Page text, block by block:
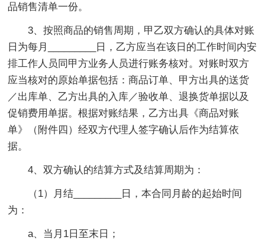
品销售清单一份。
3、按照商品的销售周期，甲乙双方确认的具体对账
日为每月_________日，乙方应当在该日的工作时间内安
排工作人员同甲方业务人员进行账务核对。对账时双方
应当核对的原始单据包括：商品订单、甲方出具的送货
／出库单、乙方出具的入库／验收单、退换货单据以及
促销费用单据。根据对账结果，乙方出具《商品对账
单》（附件四）经双方代理人签字确认后作为结算依
据。
4、双方确认的结算方式及结算周期为：
（1）月结_________日，本合同月龄的起始时间
为：
a、当月1日至末日；